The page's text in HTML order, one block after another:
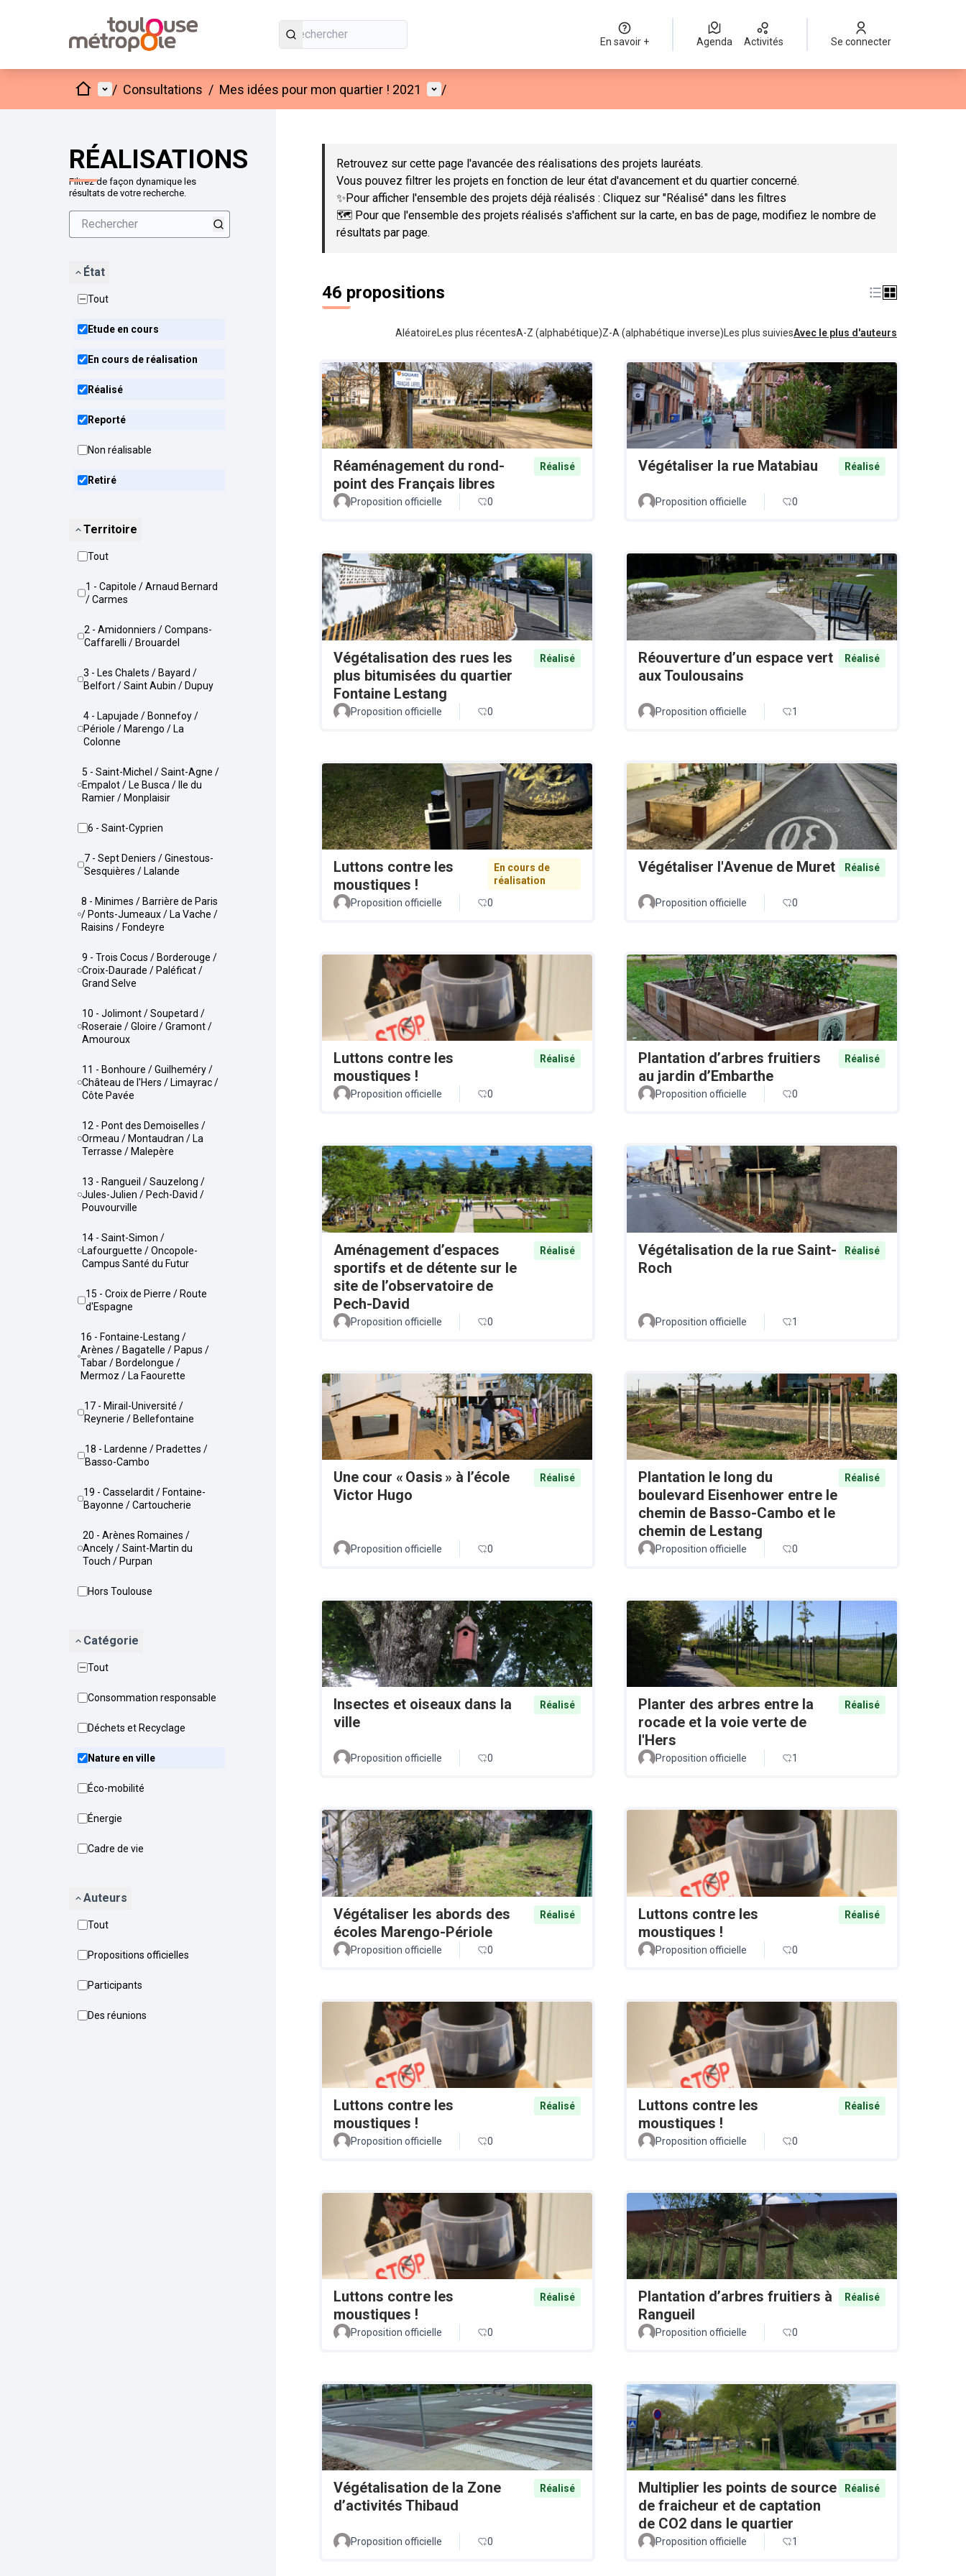
En savoir + Agenda Activités Se connecter
AccueilMenu principal
/ Consultations / Mes idées pour mon quartier ! 2021 Menu utilisateur
/
RÉALISATIONS
Filtrez de façon dynamique les
résultats de votre recherche.
État
Tout
Etude en cours
En cours de réalisation
Réalisé
Reporté
Non réalisable
Retiré
Territoire
Tout
1 - Capitole / Arnaud Bernard
/ Carmes
2 - Amidonniers / Compans-
Caffarelli / Brouardel
3 - Les Chalets / Bayard /
Belfort / Saint Aubin / Dupuy
4 - Lapujade / Bonnefoy /
Périole / Marengo / La
Colonne
5 - Saint-Michel / Saint-Agne /
Empalot / Le Busca / Ile du
Ramier / Monplaisir
6 - Saint-Cyprien
7 - Sept Deniers / Ginestous-
Sesquières / Lalande
8 - Minimes / Barrière de Paris
/ Ponts-Jumeaux / La Vache /
Raisins / Fondeyre
9 - Trois Cocus / Borderouge /
Croix-Daurade / Paléficat /
Grand Selve
10 - Jolimont / Soupetard /
Roseraie / Gloire / Gramont /
Amouroux
11 - Bonhoure / Guilheméry /
Château de l'Hers / Limayrac /
Côte Pavée
12 - Pont des Demoiselles /
Ormeau / Montaudran / La
Terrasse / Malepère
13 - Rangueil / Sauzelong /
Jules-Julien / Pech-David /
Pouvourville
14 - Saint-Simon /
Lafourguette / Oncopole-
Campus Santé du Futur
15 - Croix de Pierre / Route
d'Espagne
16 - Fontaine-Lestang /
Arènes / Bagatelle / Papus /
Tabar / Bordelongue /
Mermoz / La Faourette
17 - Mirail-Université /
Reynerie / Bellefontaine
18 - Lardenne / Pradettes /
Basso-Cambo
19 - Casselardit / Fontaine-
Bayonne / Cartoucherie
20 - Arènes Romaines /
Ancely / Saint-Martin du
Touch / Purpan
Hors Toulouse
Catégorie
Tout
Consommation responsable
Déchets et Recyclage
Nature en ville
Éco-mobilité
Énergie
Cadre de vie
Auteurs
Tout
Propositions officielles
Participants
Des réunions
Passer la carte
Retrouvez sur cette page l'avancée des réalisations des projets lauréats.
Vous pouvez filtrer les projets en fonction de leur état d'avancement et du quartier concerné.
✨Pour afficher l'ensemble des projets déjà réalisés : Cliquez sur "Réalisé" dans les filtres
🗺️ Pour que l'ensemble des projets réalisés s'affichent sur la carte, en bas de page, modifiez le nombre de
résultats par page.
46 propositions
Aléatoire Les plus récentesA-Z (alphabétique)Z-A (alphabétique inverse) Les plus suiviesAvec le plus d'auteurs
Réaménagement du rond-
point des Français libres
Réalisé
Proposition officielle 0
Végétaliser la rue Matabiau Réalisé
Proposition officielle 0
Végétalisation des rues les
plus bitumisées du quartier
Fontaine Lestang
Réalisé
Proposition officielle 0
Réouverture d’un espace vert
aux Toulousains
Réalisé
Proposition officielle 1
Luttons contre les
moustiques !
En cours de
réalisation
Proposition officielle
0
Végétaliser l'Avenue de Muret Réalisé
Proposition officielle 0
Luttons contre les
moustiques !
Réalisé
Proposition officielle 0
Plantation d’arbres fruitiers
au jardin d’Embarthe
Réalisé
Proposition officielle 0
Aménagement d’espaces
sportifs et de détente sur le
site de l’observatoire de
Pech-David
Réalisé
Proposition officielle 0
Végétalisation de la rue Saint-
Roch
Réalisé
Proposition officielle 1
Une cour « Oasis » à l’école
Victor Hugo
Réalisé
Proposition officielle 0
Plantation le long du
boulevard Eisenhower entre le
chemin de Basso-Cambo et le
chemin de Lestang
Réalisé
Proposition officielle 0
Insectes et oiseaux dans la
ville
Réalisé
Proposition officielle 0
Planter des arbres entre la
rocade et la voie verte de
l'Hers
Réalisé
Proposition officielle 1
Végétaliser les abords des
écoles Marengo-Périole
Réalisé
Proposition officielle 0
Luttons contre les
moustiques !
Réalisé
Proposition officielle 0
Luttons contre les
moustiques !
Réalisé
Proposition officielle 0
Luttons contre les
moustiques !
Réalisé
Proposition officielle 0
Luttons contre les
moustiques !
Réalisé
Proposition officielle 0
Plantation d’arbres fruitiers à
Rangueil
Réalisé
Proposition officielle 0
Végétalisation de la Zone
d’activités Thibaud
Réalisé
Proposition officielle 0
Multiplier les points de source
de fraicheur et de captation
de CO2 dans le quartier
Réalisé
Proposition officielle 1